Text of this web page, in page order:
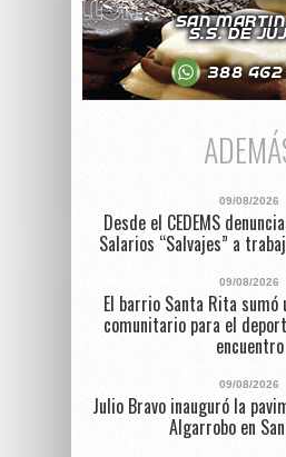
09/08/2026
Desde el CEDEMS
Salarios “Salvajes” a
09/08/2026
El barrio Santa Rita sumó
comunitario para el
encuentro
09/08/2026
Julio Bravo inauguró la
Algarrobo en